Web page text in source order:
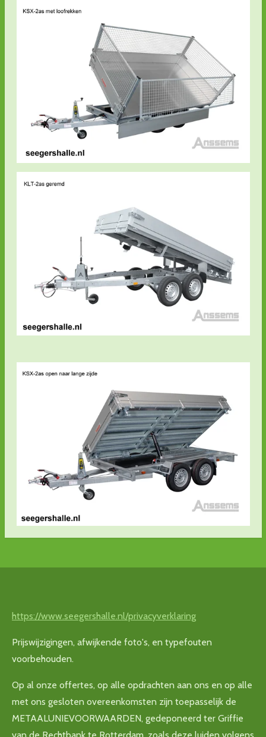
https://www.seegershalle.nl/privacyverklaring
Prijswijzigingen, afwijkende foto's, en typefouten
voorbehouden.
Op al onze offertes, op alle opdrachten aan ons en op alle
met ons gesloten overeenkomsten zijn toepasselijk de
METAALUNIEVOORWAARDEN, gedeponeerd ter Griffie